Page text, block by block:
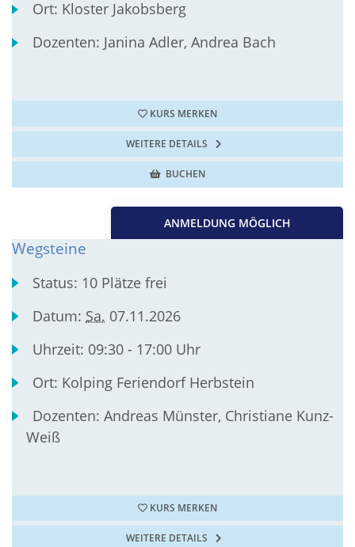
Ort: Kloster Jakobsberg
Dozenten: Janina Adler, Andrea Bach
KURS MERKEN
WEITERE DETAILS
BUCHEN
ANMELDUNG MÖGLICH
Wegsteine
Status: 10 Plätze frei
Datum: Sa. 07.11.2026
Uhrzeit: 09:30 - 17:00 Uhr
Ort: Kolping Feriendorf Herbstein
Dozenten:Andreas Münster, Christiane Kunz-
Weiß
KURS MERKEN
WEITERE DETAILS